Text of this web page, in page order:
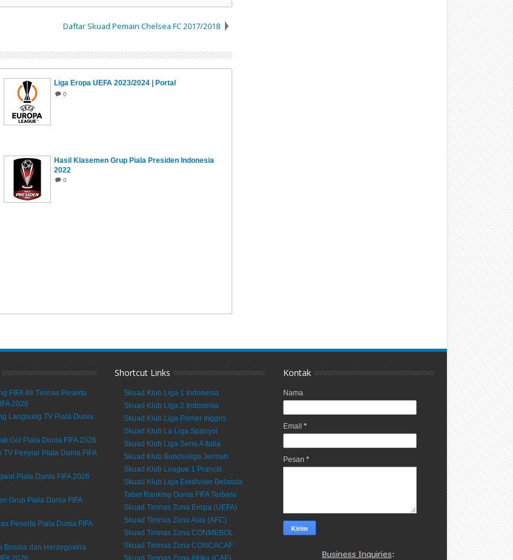
Daftar Skuad Pemain Chelsea FC 2017/2018
Liga Eropa UEFA 2023/2024 | Portal
0
Hasil Klasemen Grup Piala Presiden Indonesia
2022
0
FIFA 48 Timnas Peserta
2026
Langsung TV Piala Dunia
Gol Piala Dunia FIFA 2026
TV Penyiar Piala Dunia FIFA
Piala Dunia FIFA 2026
Grup Piala Dunia FIFA
Peserta Piala Dunia FIFA
Bosnia dan Herzegovina
2026
Shortcut Links
Skuad Klub Liga 1 Indonesia
Skuad Klub Liga 2 Indonesia
Skuad Klub Liga Primer Inggris
Skuad Klub La Liga Spanyol
Skuad Klub Liga Serie A Italia
Skuad Klub Bundesliga Jerman
Skuad Klub League 1 Prancis
Skuad Klub Liga Eredivisie Belanda
Tabel Ranking Dunia FIFA Terbaru
Skuad Timnas Zona Eropa (UEFA)
Skuad Timnas Zona Asia (AFC)
Skuad Timnas Zona CONMEBOL
Skuad Timnas Zona CONCACAF
Skuad Timnas Zona Afrika (CAF)
Kontak
Nama
Email*
Pesan*